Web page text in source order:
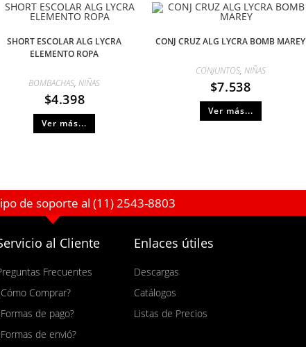
SHORT ESCOLAR ALG LYCRA
ELEMENTO ROPA
BOMBACHAS,NIÑAS
$4.398
Ver más...
CONJ CRUZ ALG LYCRA BOMB MAREY
CONJUNTOS, NIÑAS
$7.538
Ver más...
de soporte al (11) 2543-8803
al Cliente
Frecuentes
Comprar?
de pago?
de envió?
Enlaces útiles
Descargas
Catálogos
Listas de Precios